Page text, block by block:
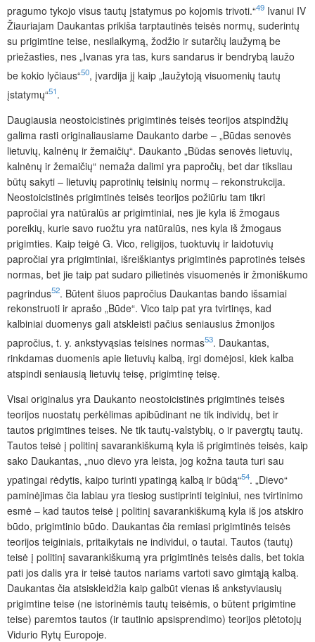
pragumo tykojo visus tautų įstatymus po kojomis trivoti.“49 Ivanui IV
Žiauriajam Daukantas prikiša tarptautinės teisės normų, suderintų
su prigimtine teise, nesilaikymą, žodžio ir sutarčių laužymą be
priežasties, nes „Ivanas yra tas, kurs sandarus ir bendrybą laužo
be kokio lyčiaus“50, įvardija jį kaip „laužytoją visuomenių tautų
įstatymų“51.
Daugiausia neostoicistinės prigimtinės teisės teorijos atspindžių
galima rasti originaliausiame Daukanto darbe – „Būdas senovės
lietuvių, kalnėnų ir žemaičių“. Daukanto „Būdas senovės lietuvių,
kalnėnų ir žemaičių“ nemaža dalimi yra papročių, bet dar tiksliau
būtų sakyti – lietuvių paprotinių teisinių normų – rekonstrukcija.
Neo­stoicistinės prigimtinės teisės teorijos požiūriu tam tikri
papročiai yra natūralūs ar prigimtiniai, nes jie kyla iš žmogaus
poreikių, kurie savo ruožtu yra natūralūs, nes kyla iš žmogaus
prigimties. Kaip teigė G. Vico, religijos, tuoktuvių ir laidotuvių
papročiai yra prigimtiniai, išreiškiantys prigimtinės paprotinės teisės
normas, bet jie taip pat sudaro pilietinės visuomenės ir žmoniškumo
pagrindus52. Būtent šiuos papročius Daukantas bando išsamiai
rekonstruoti ir aprašo „Būde“. Vico taip pat yra tvirtinęs, kad
kalbiniai duomenys gali atskleisti pačius seniausius žmonijos
papročius, t. y. ankstyvąsias teisines normas53. Daukantas,
rinkdamas duomenis apie lietuvių kalbą, irgi domėjosi, kiek kalba
atspindi seniausią lietuvių teisę, prigimtinę teisę.
Visai originalus yra Daukanto neostoicistinės prigimtinės teisės
teorijos nuostatų perkėlimas apibūdinant ne tik individų, bet ir
tautos prigimtines teises. Ne tik tautų-valstybių, o ir pavergtų tautų.
Tautos teisė į politinį savarankiškumą kyla iš prigimtinės teisės, kaip
sako Daukantas, „nuo dievo yra leista, jog kožna tauta turi sau
ypatingai rėdytis, kaipo turinti ypatingą kalbą ir būdą“54. „Dievo“
paminėjimas čia labiau yra tiesiog sustiprinti teiginiui, nes tvirtinimo
esmė – kad tautos teisė į politinį savarankiškumą kyla iš jos atskiro
būdo, prigimtinio būdo. Daukantas čia remiasi prigimtinės teisės
teorijos teiginiais, pritaikytais ne individui, o tautai. Tautos (tautų)
teisė į politinį savarankiškumą yra prigimtinės teisės dalis, bet tokia
pati jos dalis yra ir teisė tautos nariams vartoti savo gimtąją kalbą.
Daukantas čia atsiskleidžia kaip galbūt vienas iš ankstyviausių
prigimtine teise (ne istorinėmis tautų teisėmis, o būtent prigimtine
teise) paremtos tautos (ir tautinio apsisprendimo) teorijos plėtotojų
Vidurio Rytų Europoje.